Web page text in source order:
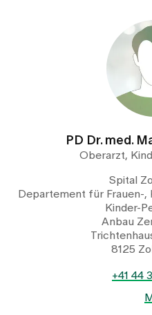
PD Dr. med.
Oberarzt,
Spital
Departement für Frauen-,
Kinder-
Anbau
8125
+41 44